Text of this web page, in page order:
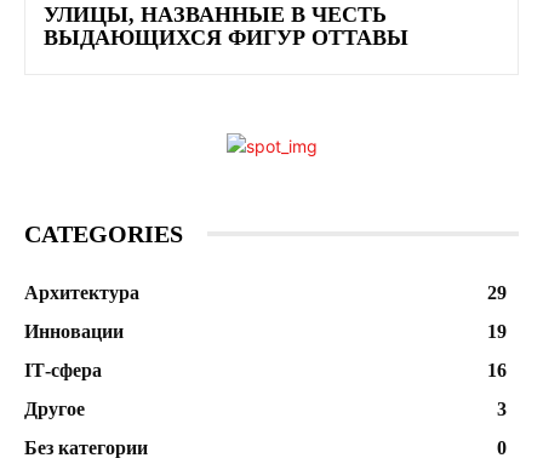
УЛИЦЫ, НАЗВАННЫЕ В ЧЕСТЬ
ВЫДАЮЩИХСЯ ФИГУР ОТТАВЫ
CATEGORIES
Архитектура
29
Инновации
19
ІТ-сфера
16
Другое
3
Без категории
0